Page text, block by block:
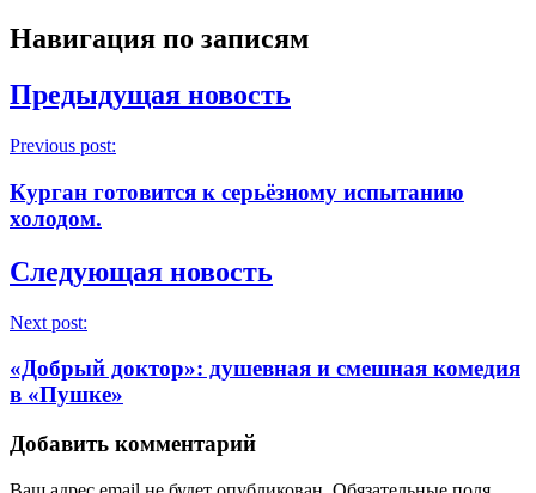
Навигация по записям
Предыдущая новость
Previous post:
Курган готовится к серьёзному испытанию
холодом.
Следующая новость
Next post:
«Добрый доктор»: душевная и смешная комедия
в «Пушке»
Добавить комментарий